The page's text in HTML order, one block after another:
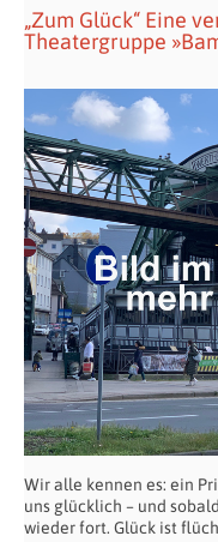
„Zum Glück“ Eine
Theatergruppe
Wir alle kennen es: ein
uns glücklich – und
wieder fort. Glück ist